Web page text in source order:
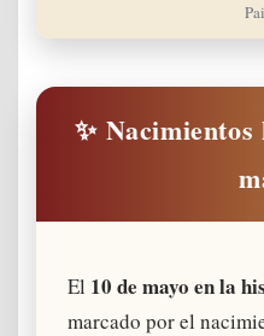
✨
El 10 de mayo en la
marcado por el